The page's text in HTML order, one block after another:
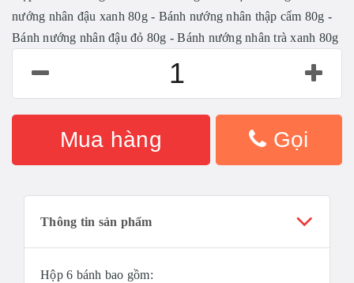
nướng nhân đậu xanh 80g - Bánh nướng nhân thập cẩm 80g -
Bánh nướng nhân đậu đỏ 80g - Bánh nướng nhân trà xanh 80g
Mua hàng Gọi
Thông tin sản phẩm
Hộp 6 bánh bao gồm: